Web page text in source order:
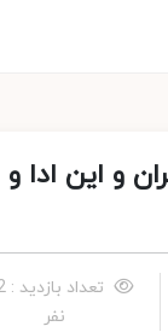
و این ادا و
تعداد
نفر